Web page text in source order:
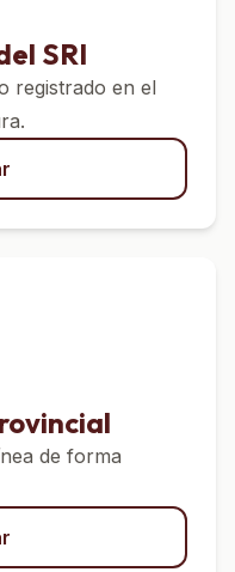
SRI
registrado en el
de forma